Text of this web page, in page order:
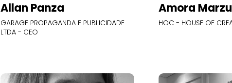
Allan Panza
GARAGE PROPAGANDA E PUBLICIDADE
LTDA - CEO
Amora
HOC - HOUSE OF